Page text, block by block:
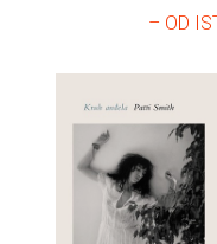
– OD